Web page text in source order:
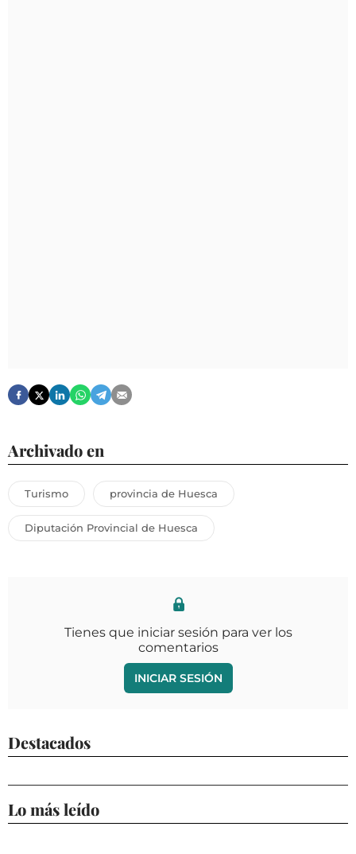
Archivado en
Turismo provincia de Huesca
Diputación Provincial de Huesca
Tienes que iniciar sesión para ver los
comentarios
INICIAR SESIÓN
Destacados
Lo más leído